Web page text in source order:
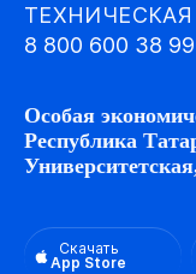
8 800 600 38 99
Особая
Республика
Скачать
App Store